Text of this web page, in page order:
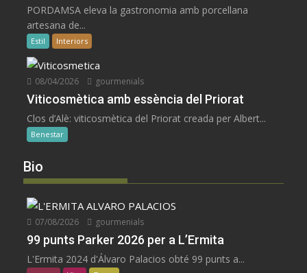
PORDAMSA eleva la gastronomia amb porcellana
artesana de...
Estil Interiors
08/04/2026 gourmenials
Viticosmètica amb essència del Priorat
Clos d’Alè: viticosmètica del Priorat creada per Albert...
Benestar
Bio
07/08/2026 gourmenials
99 punts Parker 2026 per a L’Ermita
L'Ermita 2024 d'Álvaro Palacios obté 99 punts a...